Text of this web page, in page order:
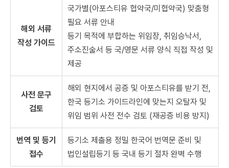
해외 서류
작성 가이드
국가별(아포스티유 협약국/미협약국) 맞춤형
필요 서류 안내
등기 목적에 부합하는 위임장, 취임승낙서,
주소진술서 등 국/영문 서류 양식 직접 작성 및
제공
사전 문구
검토
해외 현지에서 공증 및 아포스티유를 받기 전,
한국 등기소 가이드라인에 맞는지 오탈자 및
위임 범위 사전 전수 검토 (재공증 비용 방지)
번역 및 등기
접수
등기소 제출용 정밀 한국어 번역문 준비 및
법인설립등기 등 국내 등기 절차 완벽 수행